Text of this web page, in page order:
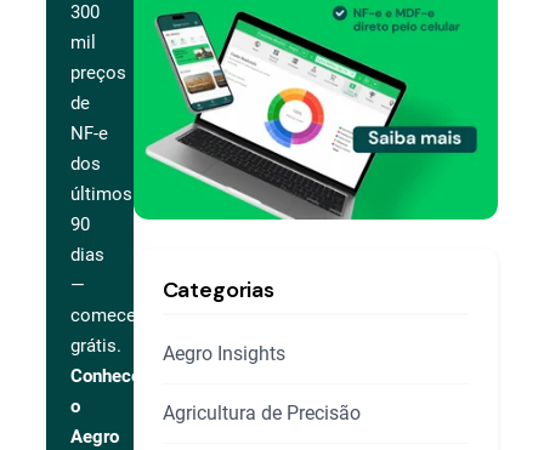
300
mil
preços
de
NF-e
dos
últimos
90
dias
—
comece
grátis.
Conhecer
o
Aegro
Categorias
Aegro Insights
Agricultura de Precisão